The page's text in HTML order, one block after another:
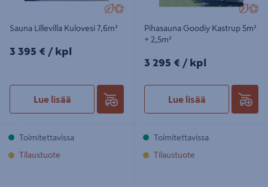
Sauna Lillevilla Kulovesi 7,6m²
3395€/kpl
3 395 € / kpl
Lue lisää
Toimitettavissa
Tilaustuote
Pihasauna Goodiy Kastrup 5m²
+ 2,5m²
3295€/kpl
3 295 € / kpl
Lue lisää
Toimitettavissa
Tilaustuote